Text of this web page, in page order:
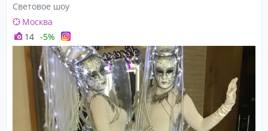
Световое шоу
Москва
14 -5%